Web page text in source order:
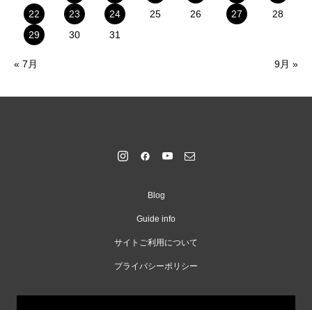
22
23 24 25 26 27
28
29
30 31
« 7月 9月 »
Blog
Guide info
サイトご利用について
プライバシーポリシー